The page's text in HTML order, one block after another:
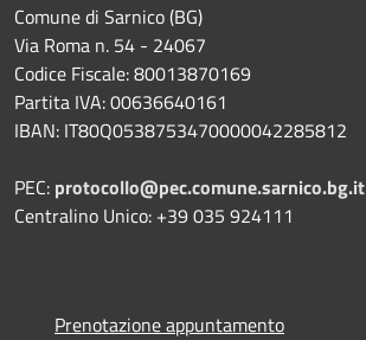
Comune di Sarnico (BG)
Via Roma n. 54 - 24067
Codice Fiscale: 80013870169
Partita IVA: 00636640161
IBAN: IT80Q0538753470000042285812
PEC: protocollo@pec.comune.sarnico.bg.it
Centralino Unico: +39 035 924111
Prenotazione appuntamento